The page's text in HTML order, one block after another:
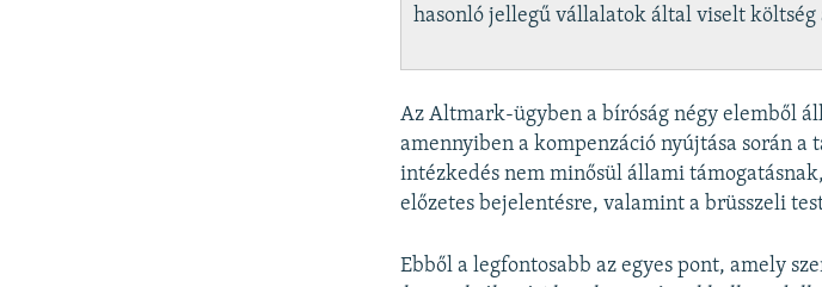
hasonló jellegű vállalatok által viselt
Az Altmark-ügyben a bíróság négy elemből
amennyiben a kompenzáció nyújtása során
intézkedés nem minősül állami
előzetes bejelentésre, valamint a brüsszeli
Ebből a legfontosabb az egyes pont, amely